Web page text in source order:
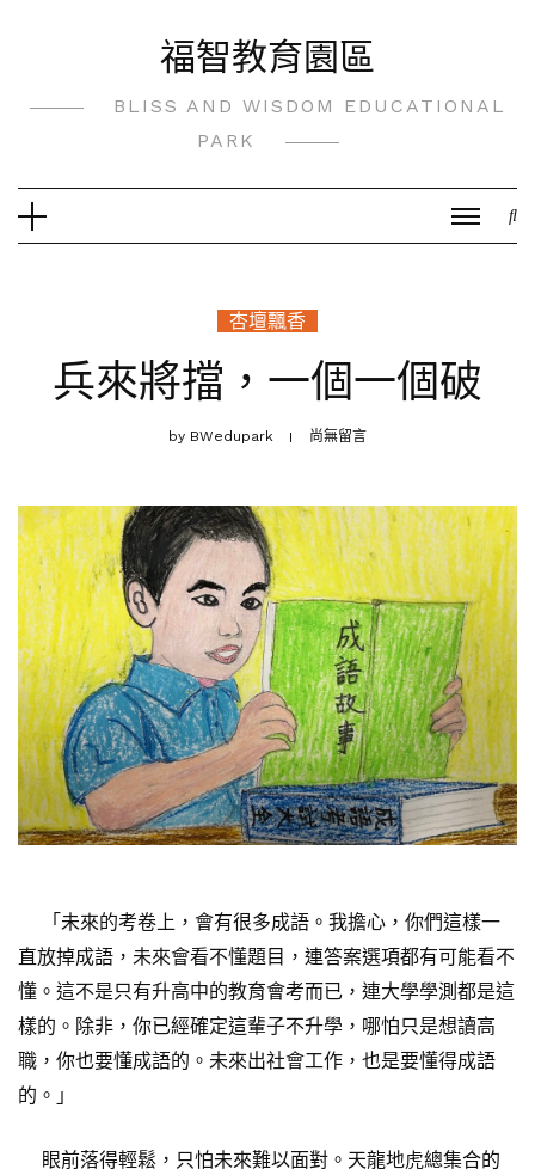
福智教育園區
BLISS AND WISDOM EDUCATIONAL
PARK
杏壇飄香
兵來將擋，一個一個破
by BWedupark 尚無留言
「未來的考卷上，會有很多成語。我擔心，你們這樣一
直放掉成語，未來會看不懂題目，連答案選項都有可能看不
懂。這不是只有升高中的教育會考而已，連大學學測都是這
樣的。除非，你已經確定這輩子不升學，哪怕只是想讀高
職，你也要懂成語的。未來出社會工作，也是要懂得成語
的。」
眼前落得輕鬆，只怕未來難以面對。天龍地虎總集合的